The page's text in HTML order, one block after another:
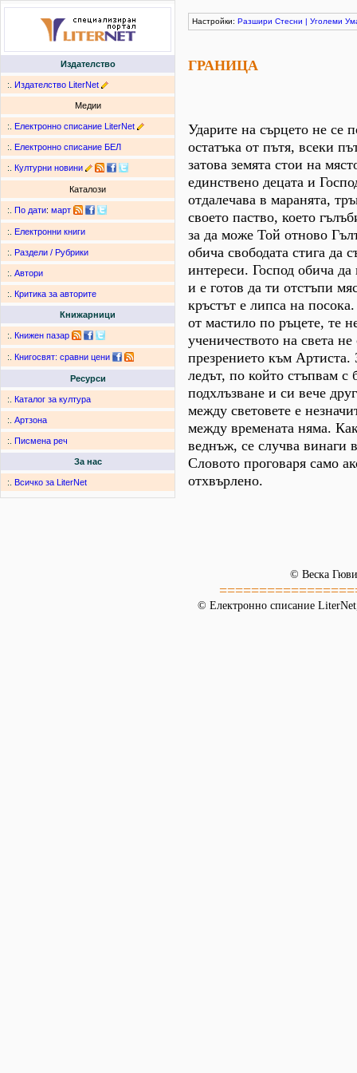
Издателство
:. Издателство LiterNet
Медии
:. Електронно списание LiterNet
:. Електронно списание БЕЛ
:. Културни новини
Каталози
:. По дати: март
:. Електронни книги
:. Раздели / Рубрики
:. Автори
:. Критика за авторите
Книжарници
:. Книжен пазар
:. Книгосвят: сравни цени
Ресурси
:. Каталог за култура
:. Артзона
:. Писмена реч
За нас
:. Всичко за LiterNet
Настройки: Разшири Стесни | Уголеми
ГРАНИЦА
Ударите на сърцето не се
остатъка от пътя, всеки
затова земята стои на
единствено децата и
отдалечава в маранята,
своето паство, което
за да може Той отново
обича свободата стига да
интереси. Господ обича да
и е готов да ти отстъпи
кръстът е липса на
от мастило по ръцете, те
ученичеството на света
презрението към Артиста.
ледът, по който стъпвам с
подхлъзване и си вече
между световете е
между времената няма.
веднъж, се случва винаги
Словото проговаря само
отхвърлено.
© Веска
© Електронно списание